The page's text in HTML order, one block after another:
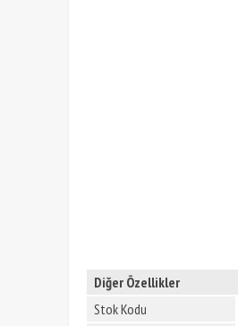
Diğer Özellikler
Stok Kodu